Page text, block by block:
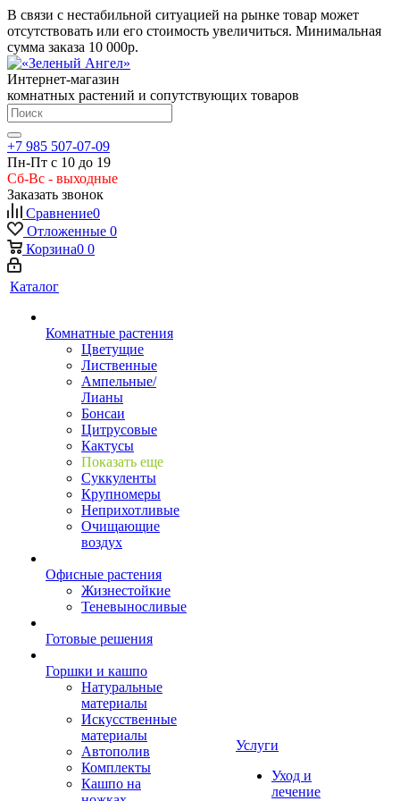
В связи с нестабильной ситуацией на рынке товар может
отсутствовать или его стоимость увеличиться. Минимальная
сумма заказа 10 000р.
Интернет-магазин
комнатных растений и сопутствующих товаров
+7 985 507-07-09
Пн-Пт с 10 до 19
Сб-Вс - выходные
Заказать звонок
Сравнение0
Отложенные 0
Корзина0 0
Каталог
Комнатные растения
Цветущие
Лиственные
Ампельные/
Лианы
Бонсаи
Цитрусовые
Кактусы
Показать еще
Суккуленты
Крупномеры
Неприхотливые
Очищающие
воздух
Офисные растения
Жизнестойкие
Теневыносливые
Готовые решения
Горшки и кашпо
Натуральные
материалы
Искусственные
материалы
Автополив
Комплекты
Кашпо на
Услуги
Уход и
лечение